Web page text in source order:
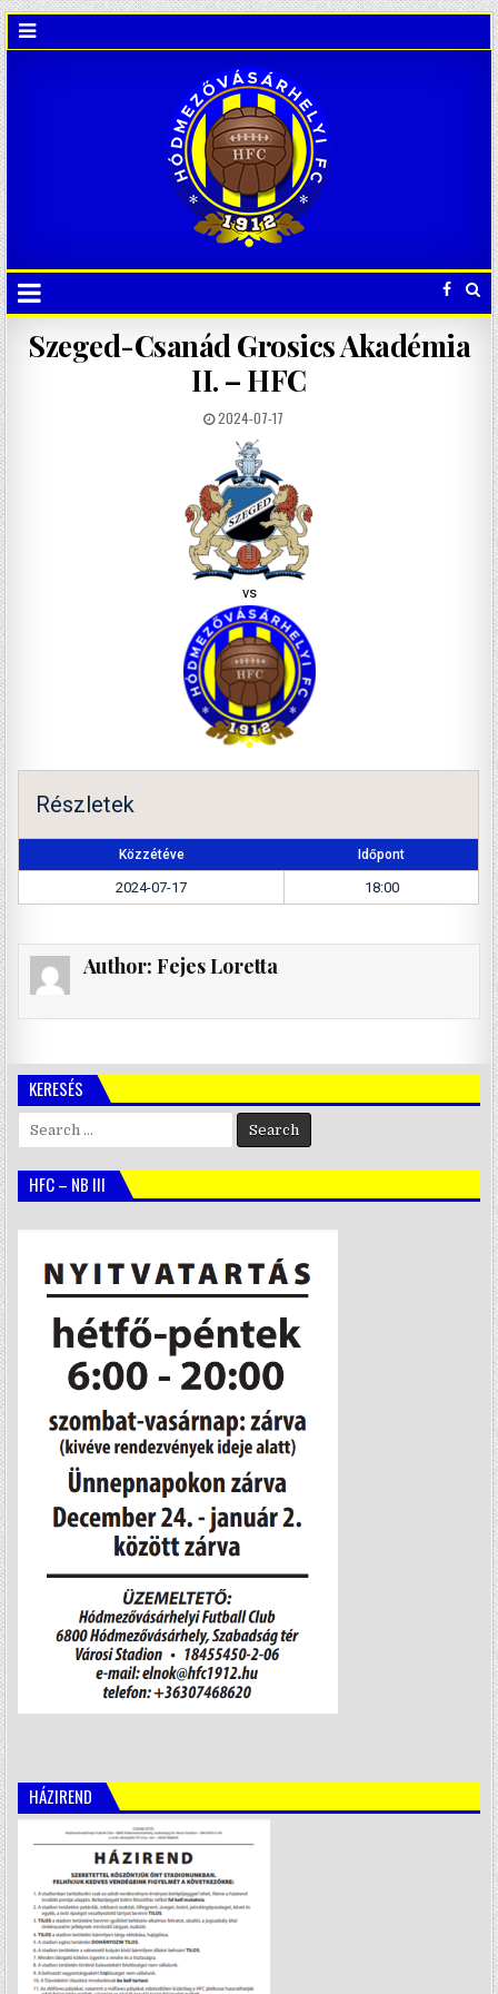
Szeged-Csanád Grosics Akadémia
II. – HFC
2024-07-17
vs
Részletek
Közzétéve Időpont
2024-07-17 18:00
Author: Fejes Loretta
KERESÉS
Search
for:
HFC – NB III
HÁZIREND